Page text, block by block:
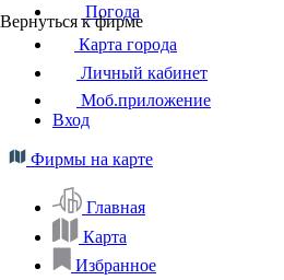
Вернуться к фирме
Погода
Карта города
Личный кабинет
Моб.приложение
Вход
Фирмы на карте
Главная
Карта
Избранное